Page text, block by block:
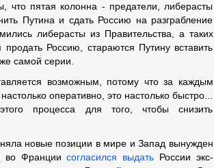
пятая колонна - предатели, либерасты
Путина и сдать Россию на разграбление
либерасты из Правительства, а таких
Россию, стараются Путину вставить
самой серии.
возможным, потому что за каждым
оперативно, это настолько быстро...
процесса для того, чтобы снизить
новые позиции в мире и Запад вынужден
во Франциисогласился выдать России экс-